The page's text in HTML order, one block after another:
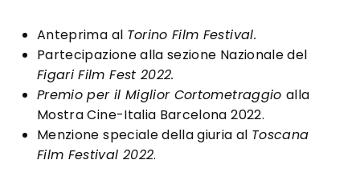
Anteprima al Torino Film Festival.
Partecipazione alla sezione Nazionale del
Figari Film Fest 2022.
Premio per il Miglior Cortometraggio alla
Mostra Cine-Italia Barcelona 2022.
Menzione speciale della giuria al Toscana
Film Festival 2022.